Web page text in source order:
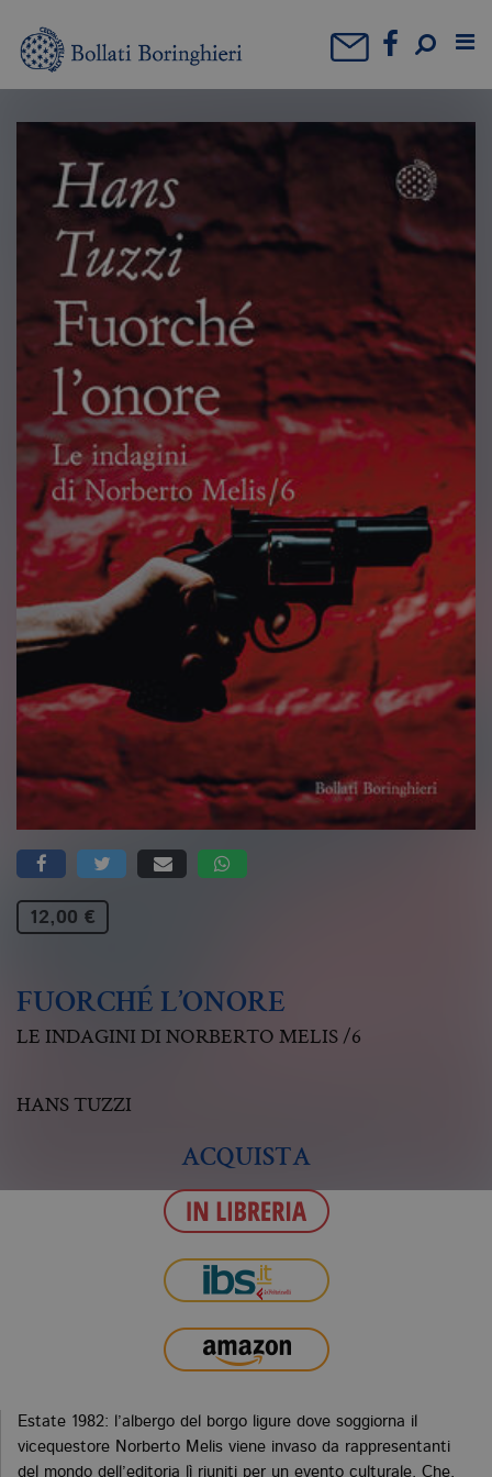
12,00 €
FUORCHÉ L’ONORE
LE INDAGINI DI NORBERTO MELIS /6
HANS TUZZI
ACQUISTA
Estate 1982: l’albergo del borgo ligure dove soggiorna il
vicequestore Norberto Melis viene invaso da rappresentanti
del mondo dell’editoria lì riuniti per un evento culturale. Che,